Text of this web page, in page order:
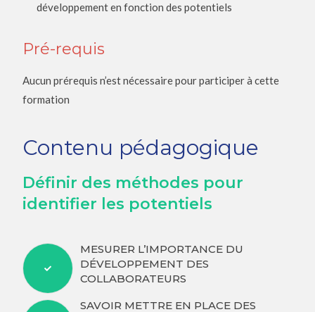
développement en fonction des potentiels
Pré-requis
Aucun prérequis n’est nécessaire pour participer à cette
formation
Contenu pédagogique
Définir des méthodes pour
identifier les potentiels
MESURER L’IMPORTANCE DU
DÉVELOPPEMENT DES
COLLABORATEURS
SAVOIR METTRE EN PLACE DES